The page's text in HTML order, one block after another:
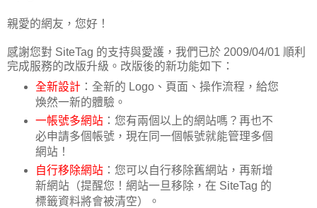
親愛的網友，您好！
感謝您對 SiteTag 的支持與愛護，我們已於 2009/04/01 順利
完成服務的改版升級。改版後的新功能如下：
全新設計：全新的 Logo、頁面、操作流程，給您
煥然一新的體驗。
一帳號多網站：您有兩個以上的網站嗎？再也不
必申請多個帳號，現在同一個帳號就能管理多個
網站！
自行移除網站：您可以自行移除舊網站，再新增
新網站（提醒您！網站一旦移除，在 SiteTag 的
標籤資料將會被清空）。